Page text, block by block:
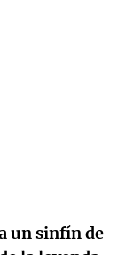
un sinfín de